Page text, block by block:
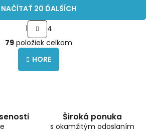
O
v
l
NAČÍTAŤ 20 ĎALŠÍCH
S
t
r
á
n
o
1
4
79 položiek celkom
HORE
Široká ponuka
s okamžitým odoslaním